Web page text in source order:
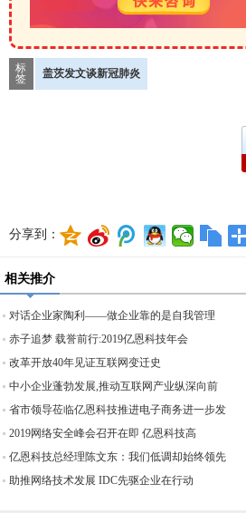
标
签
盖茨发文谈新冠肺炎
分享到：
相关推介
对话企业家陶利——做企业靠的是自我管理
赤子追梦 载誉前行:2019亿恩科技年会
改革开放40年见证互联网变迁史
中小企业蓬勃发展,推动互联网产业纵深向前
省市领导莅临亿恩科技推进电子商务进一步发
2019网络安全峰会召开在即 亿恩科技高
亿恩科技总经理陈文东：我们低调却始终领先
助推网络技术发展 IDC先驱企业在行动